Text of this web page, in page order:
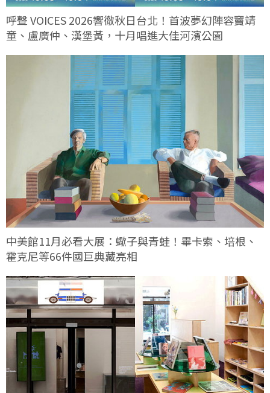
呼聲 VOICES 2026響徹秋日台北！首波夢幻陣容竇靖
童、盧廣仲、漢堡黃，十月唱進大佳河濱公園
中美館11月必看大展：蠍子與青蛙！畢卡索、培根、
霍克尼等66件國巨典藏亮相